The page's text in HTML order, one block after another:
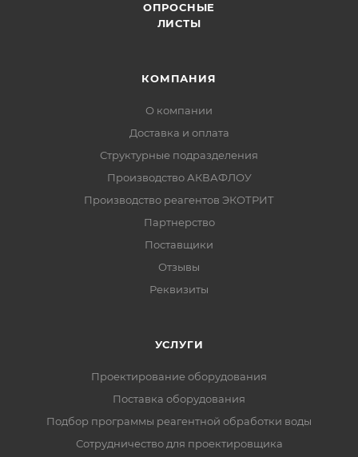
ОПРОСНЫЕ
ЛИСТЫ
КОМПАНИЯ
О компании
Доставка и оплата
Структурные подразделения
Производство АКВАФЛОУ
Производство реагентов ЭКОТРИТ
Партнерство
Поставщики
Отзывы
Реквизиты
УСЛУГИ
Проектирование оборудования
Поставка оборудования
Подбор программы реагентной обработки воды
Сотрудничество для проектировщика